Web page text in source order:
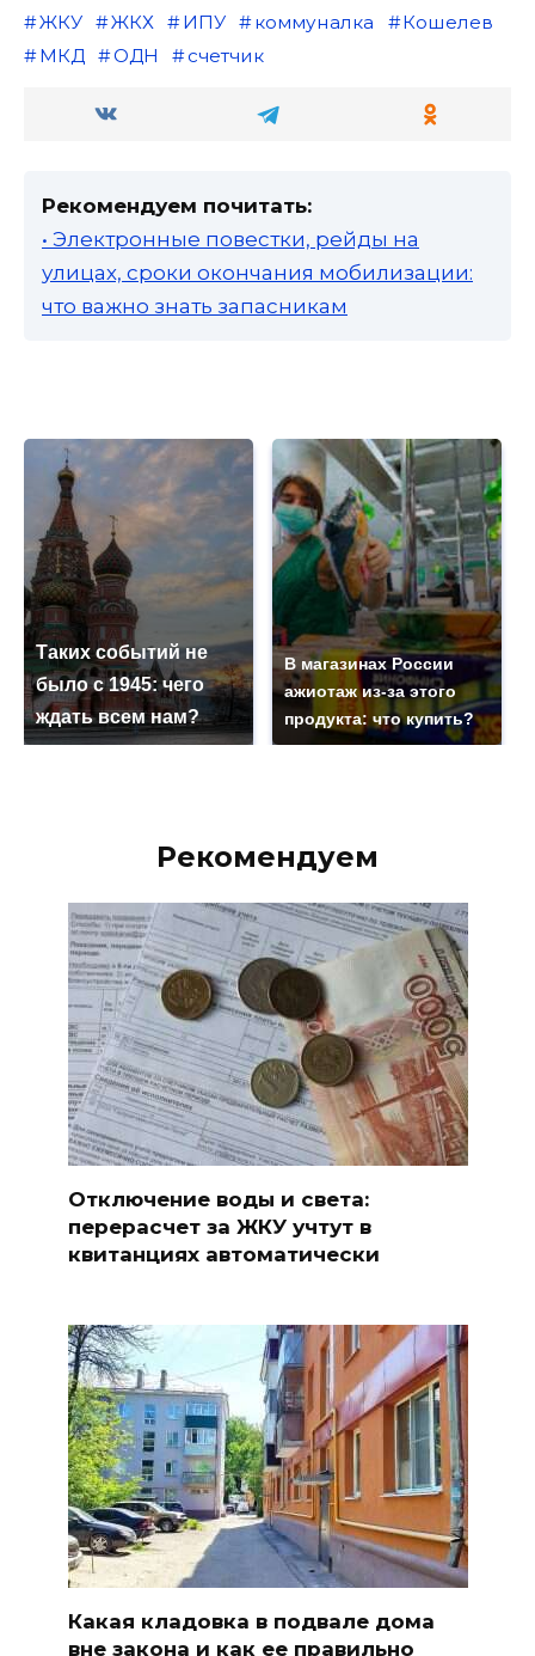
ЖКУ ЖКХ ИПУ коммуналка
Кошелев
МКД
ОДН счетчик
Рекомендуем почитать:
• Электронные повестки, рейды на
улицах, сроки окончания мобилизации:
что важно знать запасникам
Таких событий не
было с 1945: чего
ждать всем нам?
В магазинах России
ажиотаж из-за этого
продукта: что купить?
Рекомендуем
Отключение воды и света:
перерасчет за ЖКУ учтут в
квитанциях автоматически
Какая кладовка в подвале дома
вне закона и как ее правильно